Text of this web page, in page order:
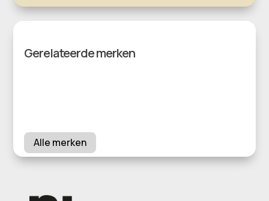
Gerelateerde merken
Alle merken